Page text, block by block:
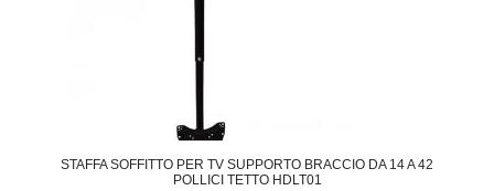
STAFFA SOFFITTO PER TV SUPPORTO BRACCIO DA 14 A 42
POLLICI TETTO HDLT01